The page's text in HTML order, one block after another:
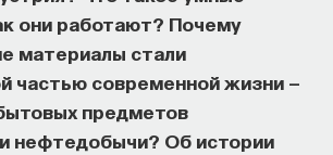
они работают? Почему
материалы стали
частью современной жизни —
предметов
нефтедобычи? Об истории
сервис, который
свою нишу
deep tech и биотех
о том, как вирусы
в ДНК и как вирусные
связаны
и другими болезнями